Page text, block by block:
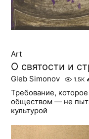
Art
О святости и
Gleb Simonov 1.5K
Требование,
обществом — не
культурой